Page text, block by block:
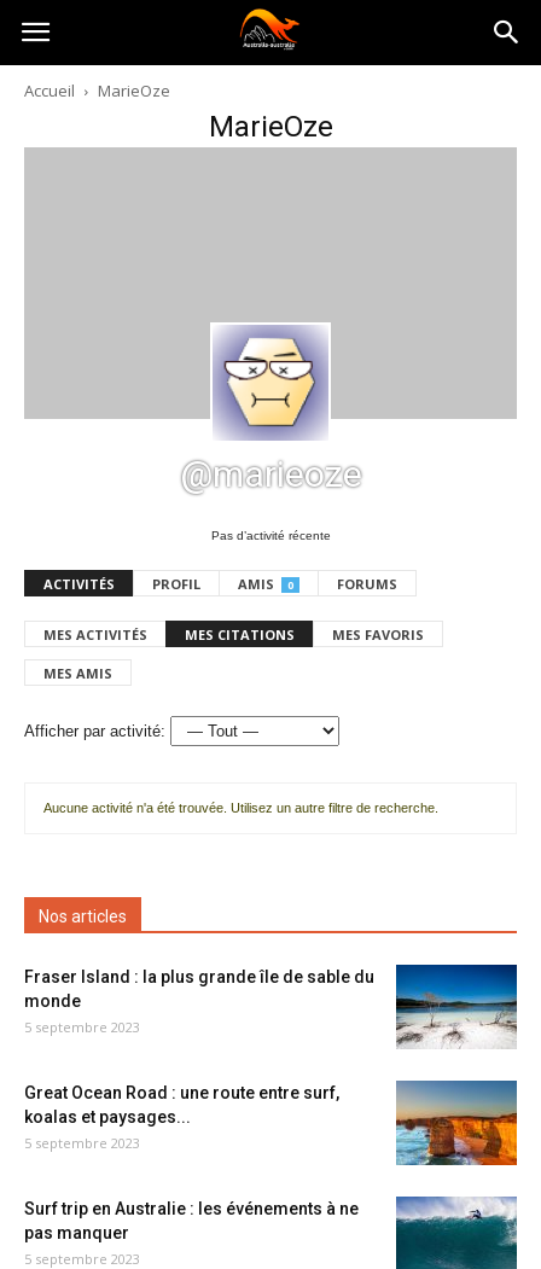
Australia-
australie.com
Accueil MarieOze
MarieOze
@marieoze
Pas d’activité récente
ACTIVITÉS PROFIL AMIS 0 FORUMS
MES ACTIVITÉS MES CITATIONS MES FAVORIS
MES AMIS
Afficher par activité:
Aucune activité n'a été trouvée. Utilisez un autre filtre de recherche.
Nos articles
Fraser Island : la plus grande île de sable du
monde
5 septembre 2023
Great Ocean Road : une route entre surf,
koalas et paysages...
5 septembre 2023
Surf trip en Australie : les événements à ne
pas manquer
5 septembre 2023